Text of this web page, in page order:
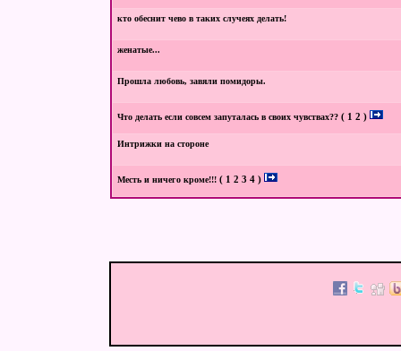
кто обеснит чево в таких случеях делать!
женатые...
Прошла любовь, завяли помидоры.
Что делать если совсем запуталась в своих чувствах?? ( 1 2 )
Интрижки на стороне
Месть и ничего кроме!!! ( 1 2 3 4 )